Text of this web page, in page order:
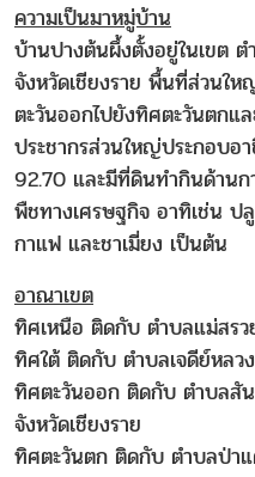
ความเป็นมาหมู่บ้าน
บ้านปางต้นผึ้งตั้งอยู่ในเขต
จังหวัดเชียงราย พื้นที่ส่วนใ
ตะวันออกไปยังทิศตะวันตกแ
ประชากรส่วนใหญ่ประกอบอ
92.70 และมีที่ดินทำกินด้านก
พืชทางเศรษฐกิจ อาทิเช่น ป
กาแฟ และชาเมี่ยง เป็นต้น
อาณาเขต
ทิศเหนือ ติดกับ ตำบลแม่สรว
ทิศใต้ ติดกับ ตำบลเจดีย์หลว
ทิศตะวันออก ติดกับ ตำบลสั
จังหวัดเชียงราย
ทิศตะวันตก ติดกับ ตำบลป่า